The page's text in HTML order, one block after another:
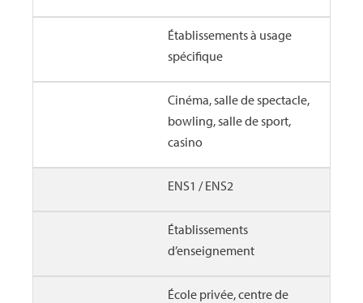
Établissements à usage
spécifique
Cinéma, salle de spectacle,
bowling, salle de sport,
casino
ENS1 / ENS2
Établissements
d’enseignement
École privée, centre de